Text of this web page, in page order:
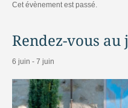
Cet évènement est passé.
Rendez-vous
6 juin - 7 juin